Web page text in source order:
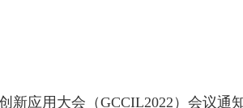
新应用大会（GCCIL2022）会议通